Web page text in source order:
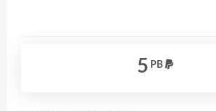
5 PB